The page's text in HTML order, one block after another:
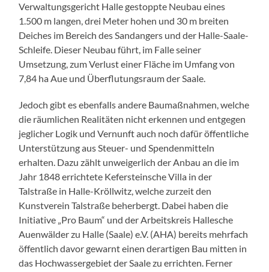
Verwaltungsgericht Halle gestoppte Neubau eines
1.500 m langen, drei Meter hohen und 30 m breiten
Deiches im Bereich des Sandangers und der Halle-Saale-
Schleife. Dieser Neubau führt, im Falle seiner
Umsetzung, zum Verlust einer Fläche im Umfang von
7,84 ha Aue und Überflutungsraum der Saale.
Jedoch gibt es ebenfalls andere Baumaßnahmen, welche
die räumlichen Realitäten nicht erkennen und entgegen
jeglicher Logik und Vernunft auch noch dafür öffentliche
Unterstützung aus Steuer- und Spendenmitteln
erhalten. Dazu zählt unweigerlich der Anbau an die im
Jahr 1848 errichtete Kefersteinsche Villa in der
Talstraße in Halle-Kröllwitz, welche zurzeit den
Kunstverein Talstraße beherbergt. Dabei haben die
Initiative „Pro Baum“ und der Arbeitskreis Hallesche
Auenwälder zu Halle (Saale) e.V. (AHA) bereits mehrfach
öffentlich davor gewarnt einen derartigen Bau mitten in
das Hochwassergebiet der Saale zu errichten. Ferner